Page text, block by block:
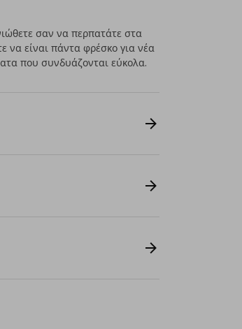
σαν να περπατάτε στα
να είναι πάντα φρέσκο για νέα
που συνδυάζονται εύκολα.